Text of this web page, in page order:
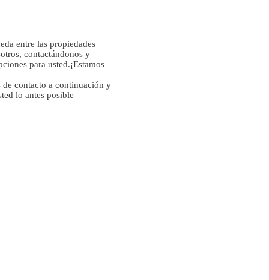
entre las propiedades
contactándonos y
para usted.¡Estamos
de contacto a continuación y
lo antes posible